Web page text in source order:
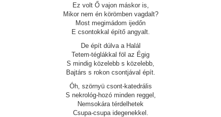
Ez volt Ő vajon máskor is,
Mikor nem én körömben vagdalt?
Most megimádom ijedőn
E csontokkal építő angyalt.
De épít dúlva a Halál
Tetem-téglákkal föl az Égig
S mindig közelebb s közelebb,
Bajtárs s rokon csontjával épít.
Óh, szörnyü csont-katedrális
S nekrológ-hozó minden reggel,
Nemsokára térdelhetek
Csupa-csupa idegenekkel.